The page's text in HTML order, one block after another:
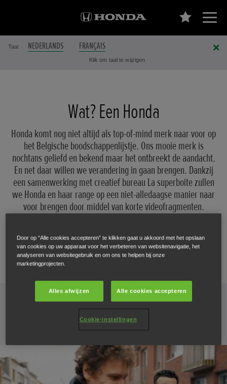
Taal NEDERLANDS FRANÇAIS
Klik om taal te wijzigen
Wat? Een Honda
Honda komt nog niet altijd als top-of-mind merk naar voor op
het Belgische boodschappenlijstje. Ons mooie merk is
nochtans geliefd en bekend maar het ontbreekt de aandacht.
En net daar willen we verandering in gaan brengen. Dankzij
een samenwerking met creatief bureau La superboite zullen
we Honda en haar range op een niet-alledaagse manier naar
voor brengen door middel van korte videofragmenten.
De Jazz e:HEV
Door op “Alle cookies accepteren” te klikken gaat u akkoord met het opslaan
van cookies op uw apparaat voor het verbeteren van websitenavigatie, het
analyseren van websitegebruik en om ons te helpen bij onze
marketingprojecten.
Alles afwijzen Alle cookies accepteren
Cookie-instellingen